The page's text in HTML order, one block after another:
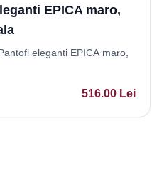
EPICA maro,
eleganti EPICA maro,
516.00 Lei